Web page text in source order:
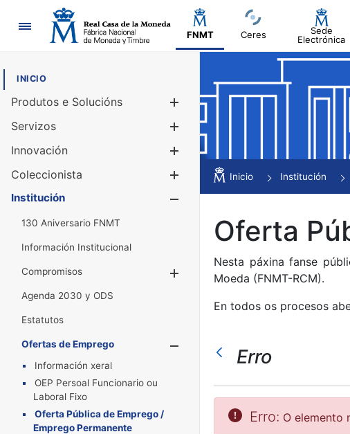
Navegación
FNMT Ceres
Sede
Electrónica
INICIO
Produtos e Solucións
Mostrar/Ocultar
Servizos
Innovación
Coleccionista
Mostrar/Ocultar
Institución
130 Aniversario FNMT
Información Institucional
Compromisos
Mostrar/Ocultar
Agenda 2030 y ODS
Estatutos
Ofertas de Emprego
Información xeral
OEP Persoal Funcionario ou
Laboral Fixo
Oferta Pública de Emprego /
Emprego Permanente
Inicio Institución
Oferta
Nesta páxina fanse
Moeda (FNMT-RCM).
En todos os procesos
Erro
Erro: O elemento